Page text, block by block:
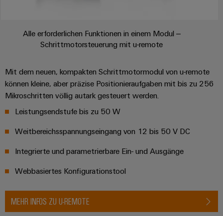
Alle erforderlichen Funktionen in einem Modul –
Schrittmotorsteuerung mit u-remote
Mit dem neuen, kompakten Schrittmotormodul von u-remote
können kleine, aber präzise Positionieraufgaben mit bis zu 256
Mikroschritten völlig autark gesteuert werden.​
Leistungsendstufe bis zu 50 W
Weitbereichsspannungseingang von 12 bis 50 V DC​
Integrierte und parametrierbare Ein- und Ausgänge​
Webbasiertes Konfigurationstool
MEHR INFOS ZU U-REMOTE